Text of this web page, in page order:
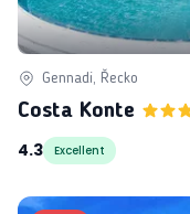
Gennadi, Řecko
Costa Konte
4.3
Excellent